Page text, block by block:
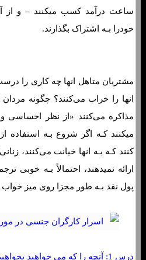
ساعت درآمد کسب میکنند – و از
خودرا بـه اشتراک بگذارند.
مشتریان متاهل انها چه کاری را
انها را خراب می‌کنند؟ چگونه مردان
مذاکره می‌کنند «از نظر احساسی و
میکنند کـه اگر شروع بـه استفاده
کنند کـه بـه انها خیانت می‌کنند،
ارائه نمیدهند، احتمالاً بـه خوبی
پول نقد بـه طور مجزا روی میز
درس 1: آنچه را که می خواهید بخواهید، مانند یک معامله تجاری